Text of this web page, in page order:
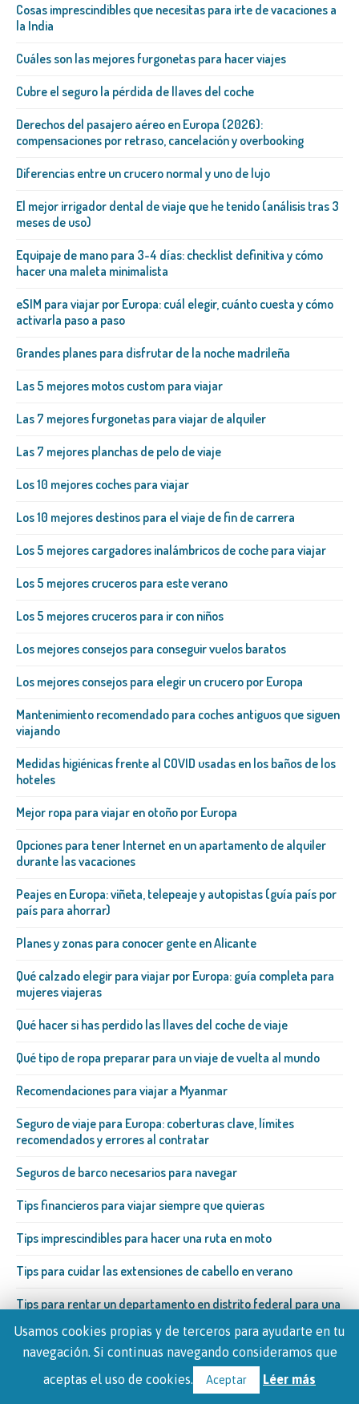
Cosas imprescindibles que necesitas para irte de vacaciones a
la India
Cuáles son las mejores furgonetas para hacer viajes
Cubre el seguro la pérdida de llaves del coche
Derechos del pasajero aéreo en Europa (2026):
compensaciones por retraso, cancelación y overbooking
Diferencias entre un crucero normal y uno de lujo
El mejor irrigador dental de viaje que he tenido (análisis tras 3
meses de uso)
Equipaje de mano para 3-4 días: checklist definitiva y cómo
hacer una maleta minimalista
eSIM para viajar por Europa: cuál elegir, cuánto cuesta y cómo
activarla paso a paso
Grandes planes para disfrutar de la noche madrileña
Las 5 mejores motos custom para viajar
Las 7 mejores furgonetas para viajar de alquiler
Las 7 mejores planchas de pelo de viaje
Los 10 mejores coches para viajar
Los 10 mejores destinos para el viaje de fin de carrera
Los 5 mejores cargadores inalámbricos de coche para viajar
Los 5 mejores cruceros para este verano
Los 5 mejores cruceros para ir con niños
Los mejores consejos para conseguir vuelos baratos
Los mejores consejos para elegir un crucero por Europa
Mantenimiento recomendado para coches antiguos que siguen
viajando
Medidas higiénicas frente al COVID usadas en los baños de los
hoteles
Mejor ropa para viajar en otoño por Europa
Opciones para tener Internet en un apartamento de alquiler
durante las vacaciones
Peajes en Europa: viñeta, telepeaje y autopistas (guía país por
país para ahorrar)
Planes y zonas para conocer gente en Alicante
Qué calzado elegir para viajar por Europa: guía completa para
mujeres viajeras
Qué hacer si has perdido las llaves del coche de viaje
Qué tipo de ropa preparar para un viaje de vuelta al mundo
Recomendaciones para viajar a Myanmar
Seguro de viaje para Europa: coberturas clave, límites
recomendados y errores al contratar
Seguros de barco necesarios para navegar
Tips financieros para viajar siempre que quieras
Tips imprescindibles para hacer una ruta en moto
Tips para cuidar las extensiones de cabello en verano
Tips para rentar un departamento en distrito federal para una
Trabajar en Francia aprovechando las vacaciones de verano
Trucos para organizar el mejor viaje con amigas
Usamos cookies propias y de terceros para ayudarte en tu
navegación. Si continuas navegando consideramos que
aceptas el uso de cookies.
Aceptar Léer más